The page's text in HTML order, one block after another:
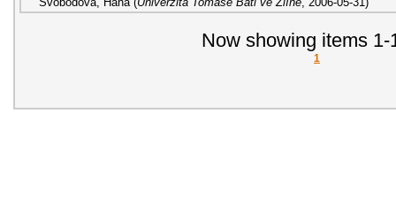
Now showing items 1-
1